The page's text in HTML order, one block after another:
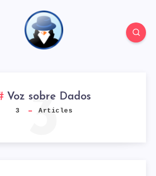
Voz sobre Dados
3 Articles
3